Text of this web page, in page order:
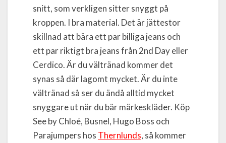
snitt, som verkligen sitter snyggt på
kroppen. I bra material. Det är jättestor
skillnad att bära ett par billiga jeans och
ett par riktigt bra jeans från 2nd Day eller
Cerdico. Är du vältränad kommer det
synas så där lagomt mycket. Är du inte
vältränad så ser du ändå alltid mycket
snyggare ut när du bär märkeskläder. Köp
See by Chloé, Busnel, Hugo Boss och
Parajumpers hos Thernlunds, så kommer